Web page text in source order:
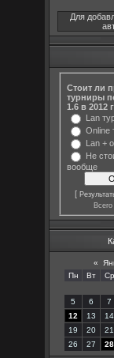
Для
Стоит ли
турниры
1.6 в 2012
Lan
Online
Lan +
Не
вообще
[
«
Пн
Вт Ср
5
6 7
12
13 14
19
20 21
26
27 28